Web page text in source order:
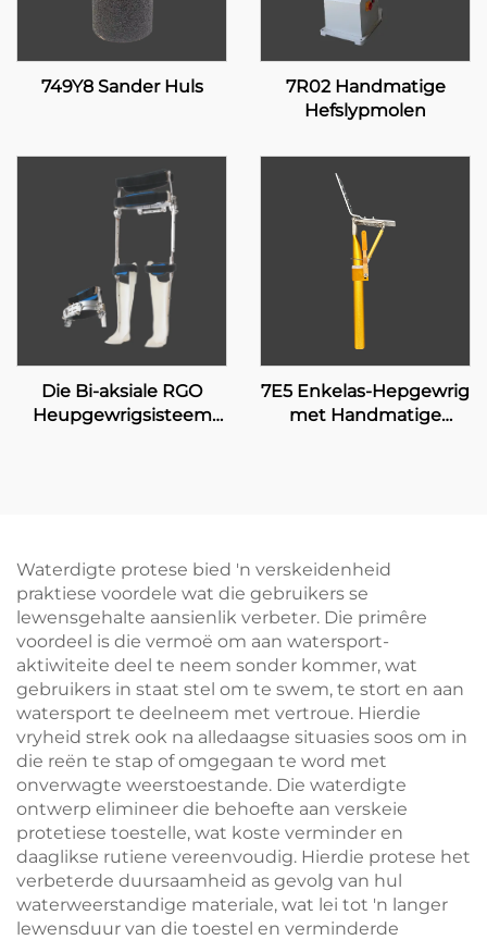
749Y8 Sander Huls
7R02 Handmatige
Hefslypmolen
Die Bi-aksiale RGO
Heupgewrigsisteem
7E5 Enkelas-Hepgewrig
met Handmatige
Waterdigte protese bied 'n verskeidenheid
praktiese voordele wat die gebruikers se
lewensgehalte aansienlik verbeter. Die primêre
voordeel is die vermoë om aan watersport-
aktiwiteite deel te neem sonder kommer, wat
gebruikers in staat stel om te swem, te stort en aan
watersport te deelneem met vertroue. Hierdie
vryheid strek ook na alledaagse situasies soos om in
die reën te stap of omgegaan te word met
onverwagte weerstoestande. Die waterdigte
ontwerp elimineer die behoefte aan verskeie
protetiese toestelle, wat koste verminder en
daaglikse rutiene vereenvoudig. Hierdie protese het
verbeterde duursaamheid as gevolg van hul
waterweerstandige materiale, wat lei tot 'n langer
lewensduur van die toestel en verminderde